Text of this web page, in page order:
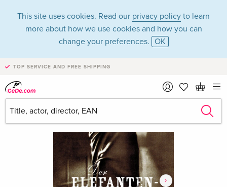
This site uses cookies. Read our privacy policy to learn
more about how we use cookies and how you can
change your preferences. OK
TOP SERVICE AND FREE SHIPPING
›